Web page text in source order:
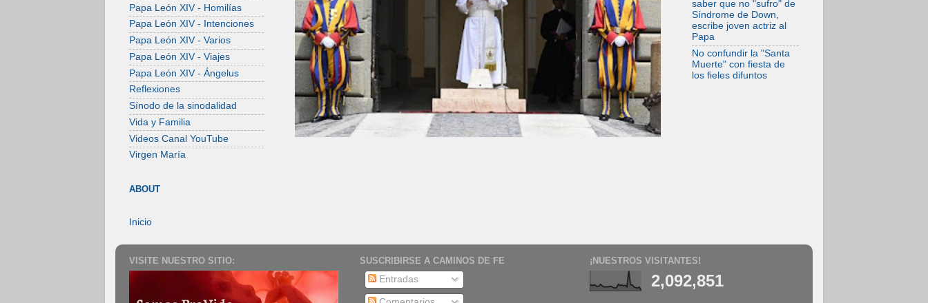
Papa León XIV - Homilías
Papa León XIV - Intenciones
Papa León XIV - Varios
Papa León XIV - Viajes
Papa León XIV - Ángelus
Reflexiones
Sínodo de la sinodalidad
Vida y Familia
Videos Canal YouTube
Virgen María
ABOUT
Inicio
saber que no "sufro" de
Síndrome de Down,
escribe joven actriz al
Papa
No confundir la "Santa
Muerte" con fiesta de
los fieles difuntos
VISITE NUESTRO SITIO:
SUSCRIBIRSE A CAMINOS DE FE
Entradas
¡NUESTROS VISITANTES!
2,092,851